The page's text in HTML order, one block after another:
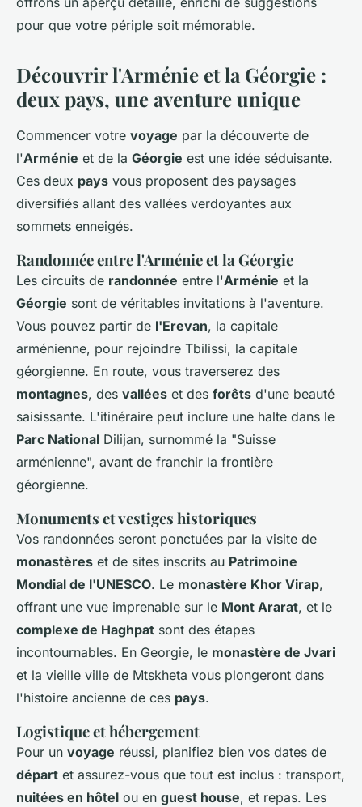
pour que votre périple soit mémorable.
Découvrir l'Arménie et la Géorgie :
deux pays, une aventure unique
Commencer votre voyage par la découverte de
l'Arménie et de la Géorgie est une idée séduisante.
Ces deux pays vous proposent des paysages
diversifiés allant des vallées verdoyantes aux
sommets enneigés.
Randonnée entre l'Arménie et la Géorgie
Les circuits de randonnée entre l'Arménie et la
Géorgie sont de véritables invitations à l'aventure.
Vous pouvez partir de l'Erevan, la capitale
arménienne, pour rejoindre Tbilissi, la capitale
géorgienne. En route, vous traverserez des
montagnes, des vallées et des forêts d'une beauté
saisissante. L'itinéraire peut inclure une halte dans le
Parc National Dilijan, surnommé la "Suisse
arménienne", avant de franchir la frontière
géorgienne.
Monuments et vestiges historiques
Vos randonnées seront ponctuées par la visite de
monastères et de sites inscrits au Patrimoine
Mondial de l'UNESCO. Le monastère Khor Virap,
offrant une vue imprenable sur le Mont Ararat, et le
complexe de Haghpat sont des étapes
incontournables. En Georgie, le monastère de Jvari
et la vieille ville de Mtskheta vous plongeront dans
l'histoire ancienne de ces pays.
Logistique et hébergement
Pour un voyage réussi, planifiez bien vos dates de
départ et assurez-vous que tout est inclus : transport,
nuitées en hôtel ou en guest house, et repas. Les